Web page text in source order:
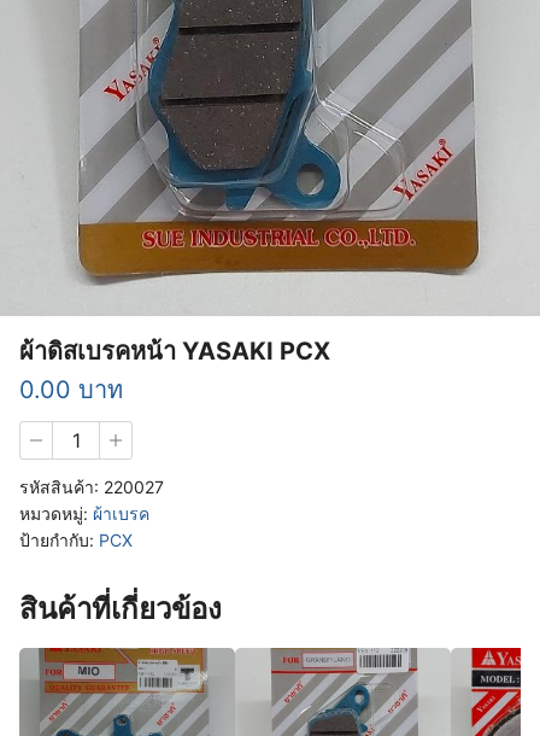
ผ้าดิสเบรคหน้า YASAKI PCX
0.00 บาท
ผ้า
ดิส
เบรค
หน้า
YASAKI
ชิ้น
รหัสสินค้า: 220027
หมวดหมู่: ผ้าเบรค
ป้ายกำกับ: PCX
สินค้าที่เกี่ยวข้อง